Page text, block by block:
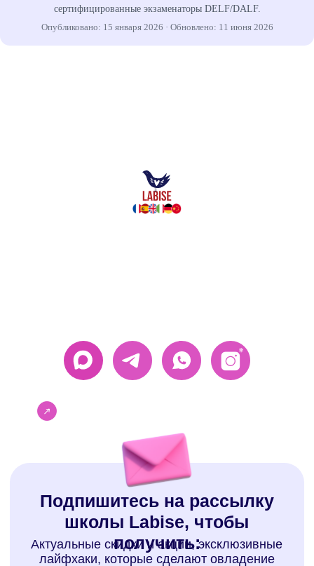
сертифицированные экзаменаторы DELF/DALF.
Опубликовано: 15 января 2026 · Обновлено: 11 июня 2026